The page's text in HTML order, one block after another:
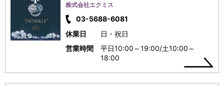
株式会社エクミス
03-5688-6081
休業日
日・祝日
営業時間
平日10:00～19:00/土10:00～
18:00